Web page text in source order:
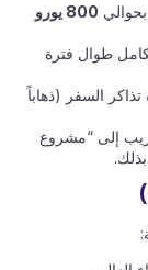
800 يورو
طوال فترة
السفر (ذهاباً
إلى “مشروع